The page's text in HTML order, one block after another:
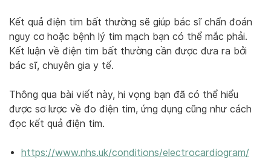
Kết quả điện tim bất thường sẽ giúp bác sĩ chẩn đoán
nguy cơ hoặc bệnh lý tim mạch bạn có thể mắc phải.
Kết luận về điện tim bất thường cần được đưa ra bởi
bác sĩ, chuyên gia y tế.
Thông qua bài viết này, hi vọng bạn đã có thể hiểu
được sơ lược về đo điện tim, ứng dụng cũng như cách
đọc kết quả điện tim.
https://www.nhs.uk/conditions/electrocardiogram/